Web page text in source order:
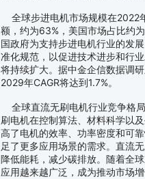
全球步进电机市场规模在2022
额，约为63%，美国市场占比约
国政府为支持步进电机行业的发
准化规范，以促进技术进步和行
将持续扩大。据中金企信数据调
2029年CAGR将达到1.7%。
全球直流无刷电机行业竞争格
刷电机在控制算法、材料科学以
高了电机的效率、功率密度和可
足了更多应用场景的需求。直流
降低能耗，减少碳排放。随着全
应用越来越广泛，成为推动市场增